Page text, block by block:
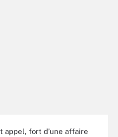
appel, fort d’une affaire